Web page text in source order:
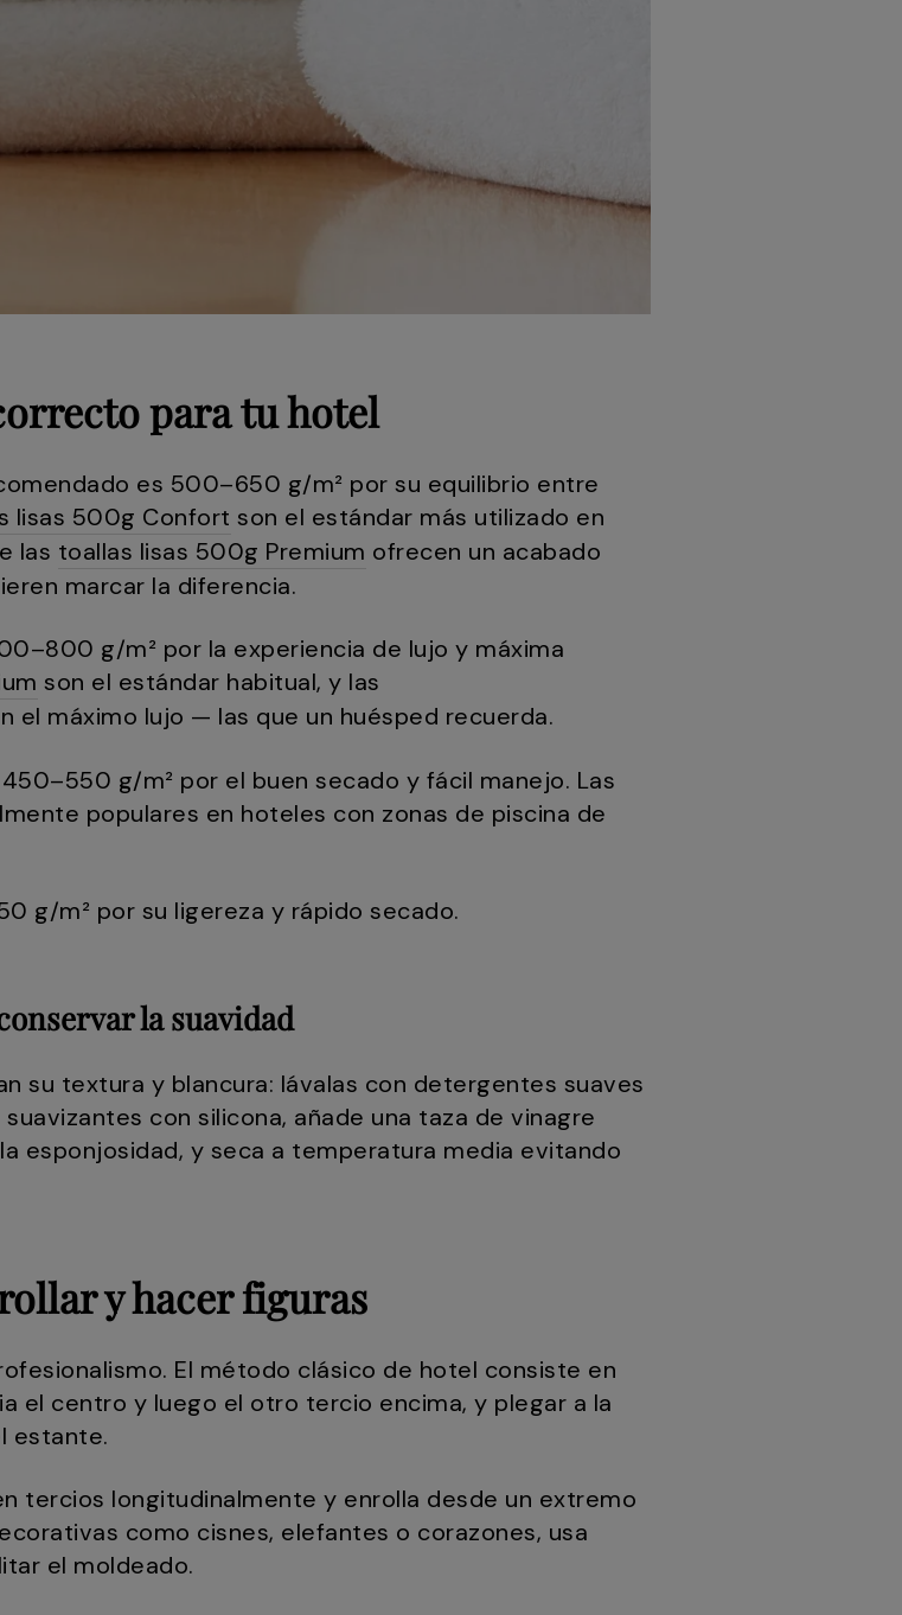
para tu hotel
es 500–650 g/m² por su equilibrio entre
lisas 500g Confort son el estándar más utilizado en
las toallas lisas 500g Premium ofrecen un acabado
marcar la diferencia.
g/m² por la experiencia de lujo y máxima
son el estándar habitual, y las
el máximo lujo — las que un huésped recuerda.
g/m² por el buen secado y fácil manejo. Las
populares en hoteles con zonas de piscina de
g/m² por su ligereza y rápido secado.
la suavidad
su textura y blancura: lávalas con detergentes suaves
con silicona, añade una taza de vinagre
esponjosidad, y seca a temperatura media evitando
y hacer figuras
El método clásico de hotel consiste en
el centro y luego el otro tercio encima, y plegar a la
estante.
tercios longitudinalmente y enrolla desde un extremo
como cisnes, elefantes o corazones, usa
el moldeado.